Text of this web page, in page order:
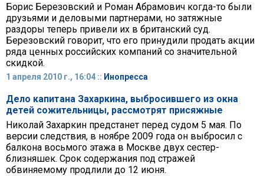
Борис Березовский и Роман Абрамович когда-то были
друзьями и деловыми партнерами, но затяжные
раздоры теперь привели их в британский суд.
Березовский говорит, что его принудили продать акции
ряда ценных российских компаний со значительной
скидкой.
1 апреля 2010 г., 16:04 :: Инопресса
Дело капитана Захаркина, выбросившего из окна
детей сожительницы, рассмотрят присяжные
Николай Захаркин предстанет перед судом 5 мая. По
версии следствия, в ноябре 2009 года он выбросил с
балкона восьмого этажа в Москве двух сестер-
близняшек. Срок содержания под стражей
обвиняемому продлили до 12 июня.